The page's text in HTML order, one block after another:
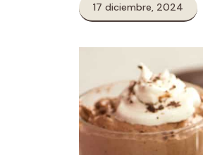
17 diciembre, 2024